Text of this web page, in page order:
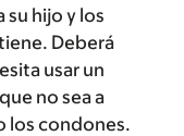
hijo y los
Deberá
usar un
no sea a
los condones.